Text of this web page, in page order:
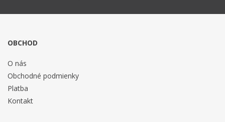
OBCHOD
O nás
Obchodné podmienky
Platba
Kontakt